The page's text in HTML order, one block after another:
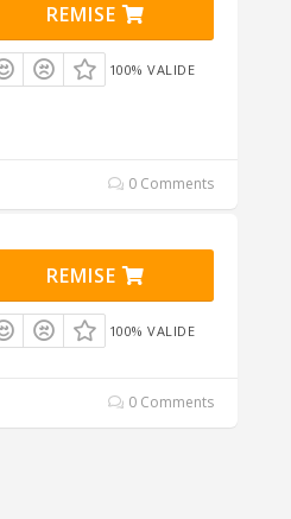
REMISE
100% VALIDE
0 Comments
REMISE
100% VALIDE
0 Comments